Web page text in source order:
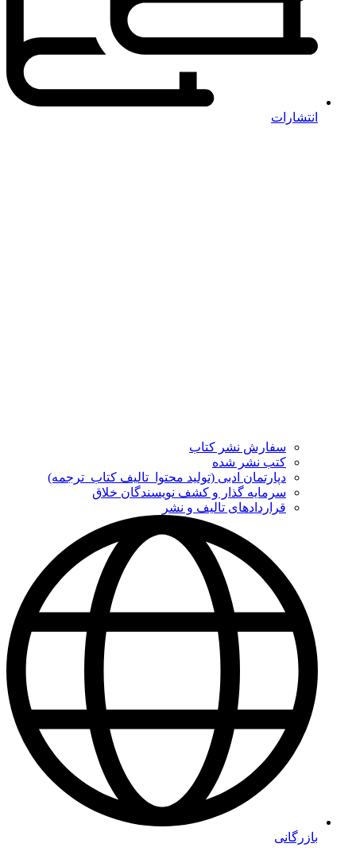
انتشارات
سفارش نشر کتاب
کتب نشر شده
دپارتمان ادبی (تولید محتوا_تالیف کتاب_ترجمه)
سرمایه گذار و کشف نویسندگان خلاق
قراردادهای تالیف و نشر
بازرگانی